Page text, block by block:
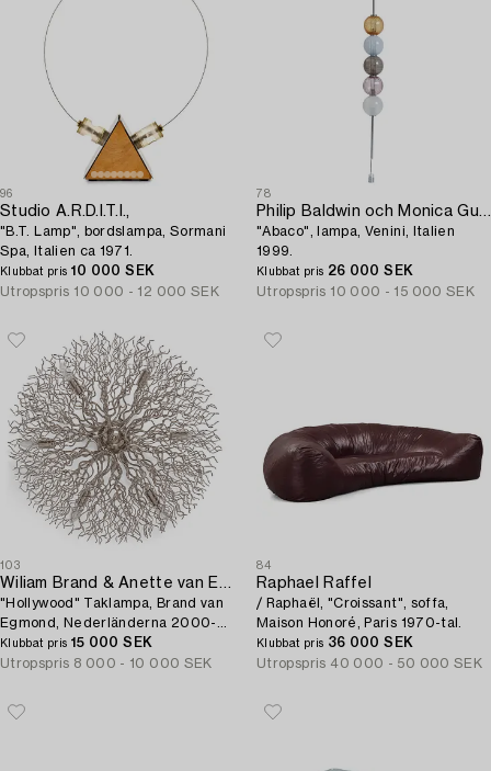
96
Studio A.R.D.I.T.I.,
"B.T. Lamp", bordslampa, Sormani
Spa, Italien ca 1971.
Klubbat pris 10 000 SEK
Utropspris 10 000 - 12 000 SEK
78
Philip Baldwin och Monica Guggisberg,
"Abaco", lampa, Venini, Italien
1999.
Klubbat pris 26 000 SEK
Utropspris 10 000 - 15 000 SEK
103
Wiliam Brand & Anette van Egmond,
"Hollywood" Taklampa, Brand van
Egmond, Nederländerna 2000-
tal.
Klubbat pris 15 000 SEK
Utropspris 8 000 - 10 000 SEK
84
Raphael Raffel
/ Raphaël, "Croissant", soffa,
Maison Honoré, Paris 1970-tal.
Klubbat pris 36 000 SEK
Utropspris 40 000 - 50 000 SEK